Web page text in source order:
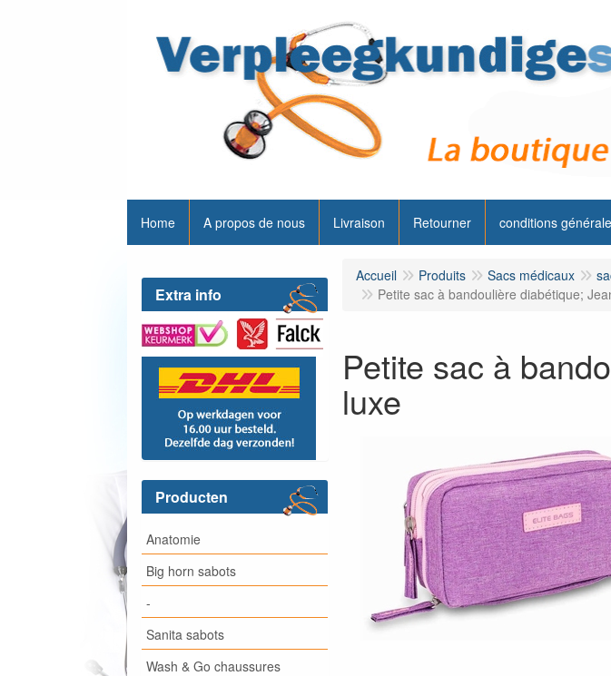
Home A propos de nous Livraison Retourner conditions
Extra info
Producten
Anatomie
Big horn sabots
-
Sanita sabots
Wash & Go chaussures
Accueil Produits Sacs médicaux
Petite sac à bandoulière diabétique;
Petite sac à
luxe